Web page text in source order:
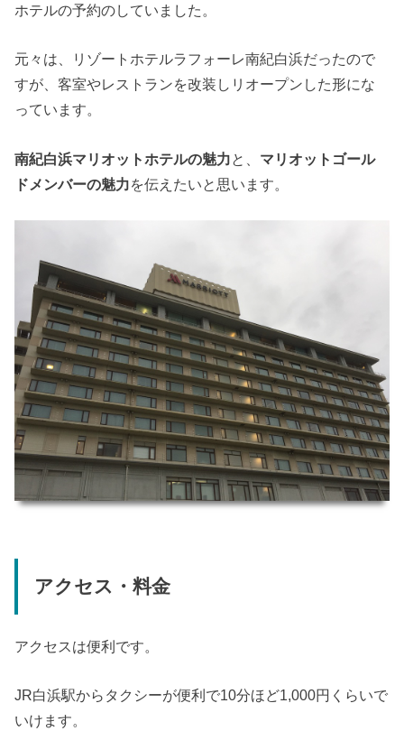
ホテルの予約のしていました。
元々は、リゾートホテルラフォーレ南紀白浜だったので
すが、客室やレストランを改装しリオープンした形にな
っています。
南紀白浜マリオットホテルの魅力 と、 マリオットゴール
ドメンバーの魅力を伝えたいと思います。
アクセス・料金
アクセスは便利です。
JR白浜駅からタクシーが便利で10分ほど1,000円くらいで
いけます。